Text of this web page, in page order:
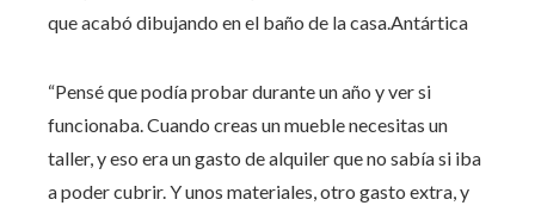
que acabó dibujando en el baño de la casa.Antártica
“Pensé que podía probar durante un año y ver si
funcionaba. Cuando creas un mueble necesitas un
taller, y eso era un gasto de alquiler que no sabía si iba
a poder cubrir. Y unos materiales, otro gasto extra, y